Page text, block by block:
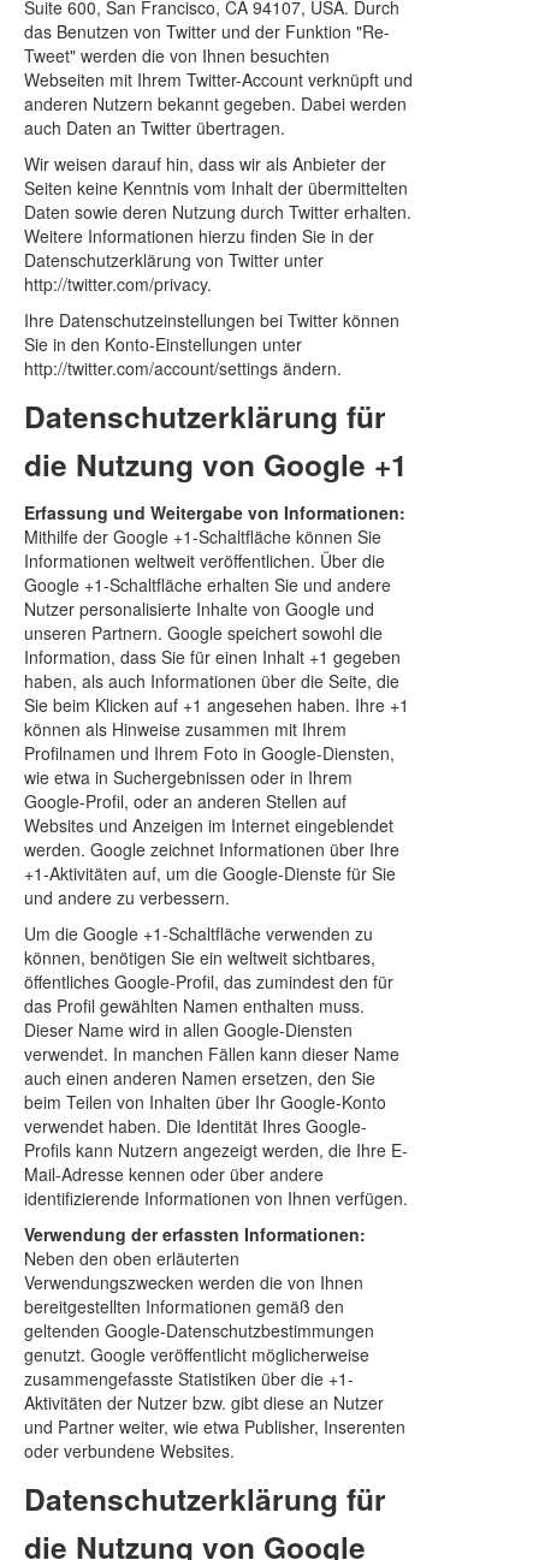
Suite 600, San Francisco, CA 94107, USA. Durch
das Benutzen von Twitter und der Funktion "Re-
Tweet" werden die von Ihnen besuchten
Webseiten mit Ihrem Twitter-Account verknüpft und
anderen Nutzern bekannt gegeben. Dabei werden
auch Daten an Twitter übertragen.
Wir weisen darauf hin, dass wir als Anbieter der
Seiten keine Kenntnis vom Inhalt der übermittelten
Daten sowie deren Nutzung durch Twitter erhalten.
Weitere Informationen hierzu finden Sie in der
Datenschutzerklärung von Twitter unter
http://twitter.com/privacy.
Ihre Datenschutzeinstellungen bei Twitter können
Sie in den Konto-Einstellungen unter
http://twitter.com/account/settings ändern.
Datenschutzerklärung für
die Nutzung von Google +1
Erfassung und Weitergabe von Informationen:
Mithilfe der Google +1-Schaltfläche können Sie
Informationen weltweit veröffentlichen. Über die
Google +1-Schaltfläche erhalten Sie und andere
Nutzer personalisierte Inhalte von Google und
unseren Partnern. Google speichert sowohl die
Information, dass Sie für einen Inhalt +1 gegeben
haben, als auch Informationen über die Seite, die
Sie beim Klicken auf +1 angesehen haben. Ihre +1
können als Hinweise zusammen mit Ihrem
Profilnamen und Ihrem Foto in Google-Diensten,
wie etwa in Suchergebnissen oder in Ihrem
Google-Profil, oder an anderen Stellen auf
Websites und Anzeigen im Internet eingeblendet
werden. Google zeichnet Informationen über Ihre
+1-Aktivitäten auf, um die Google-Dienste für Sie
und andere zu verbessern.
Um die Google +1-Schaltfläche verwenden zu
können, benötigen Sie ein weltweit sichtbares,
öffentliches Google-Profil, das zumindest den für
das Profil gewählten Namen enthalten muss.
Dieser Name wird in allen Google-Diensten
verwendet. In manchen Fällen kann dieser Name
auch einen anderen Namen ersetzen, den Sie
beim Teilen von Inhalten über Ihr Google-Konto
verwendet haben. Die Identität Ihres Google-
Profils kann Nutzern angezeigt werden, die Ihre E-
Mail-Adresse kennen oder über andere
identifizierende Informationen von Ihnen verfügen.
Verwendung der erfassten Informationen:
Neben den oben erläuterten
Verwendungszwecken werden die von Ihnen
bereitgestellten Informationen gemäß den
geltenden Google-Datenschutzbestimmungen
genutzt. Google veröffentlicht möglicherweise
zusammengefasste Statistiken über die +1-
Aktivitäten der Nutzer bzw. gibt diese an Nutzer
und Partner weiter, wie etwa Publisher, Inserenten
oder verbundene Websites.
Datenschutzerklärung für
die Nutzung von Google